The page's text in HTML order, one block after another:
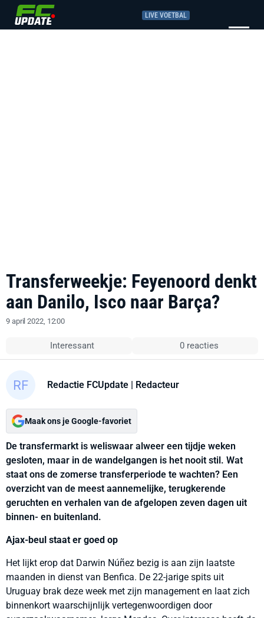
LIVE VOETBAL
Transferweekje: Feyenoord denkt
aan Danilo, Isco naar Barça?
9 april 2022, 12:00
Interessant 0 reacties
Redactie FCUpdate | Redacteur
Maak ons je Google-favoriet
De transfermarkt is weliswaar alweer een tijdje weken
gesloten, maar in de wandelgangen is het nooit stil. Wat
staat ons de zomerse transferperiode te wachten? Een
overzicht van de meest aannemelijke, terugkerende
geruchten en verhalen van de afgelopen zeven dagen uit
binnen- en buitenland.
Ajax-beul staat er goed op
Het lijkt erop dat Darwin Núñez bezig is aan zijn laatste
maanden in dienst van Benfica. De 22-jarige spits uit
Uruguay brak deze week met zijn management en laat zich
binnenkort waarschijnlijk vertegenwoordigen door